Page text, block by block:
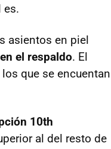
es.
asientos en piel
el respaldo. El
que se encuentan
10th
al del resto de